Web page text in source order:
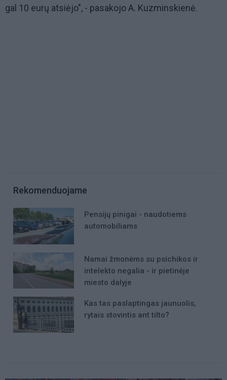
gal 10 eurų atsiėjo", - pasakojo A. Kuzminskienė.
Rekomenduojame
Pensijų pinigai - naudotiems
automobiliams
Namai žmonėms su psichikos ir
intelekto negalia - ir pietinėje
miesto dalyje
Kas tas paslaptingas jaunuolis,
rytais stovintis ant tilto?